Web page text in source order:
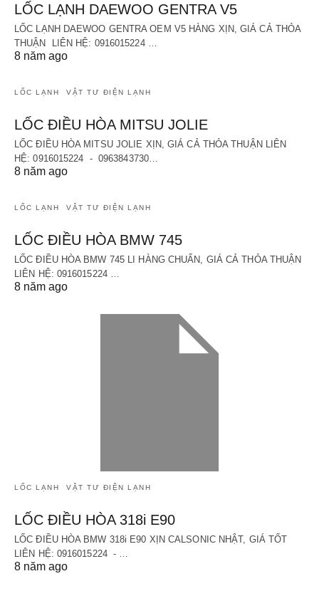
LỐC LẠNH DAEWOO GENTRA V5
LỐC LẠNH DAEWOO GENTRA OEM V5 HÀNG XỊN, GIÁ CẢ THỎA
THUẬN LIÊN HỆ: 0916015224 …
8 năm ago
LỐC LẠNH VẬT TƯ ĐIỆN LẠNH
LỐC ĐIỀU HÒA MITSU JOLIE
LỐC ĐIỀU HÒA MITSU JOLIE XỊN, GIÁ CẢ THỎA THUẬN LIÊN
HỆ: 0916015224 - 0963843730…
8 năm ago
LỐC LẠNH VẬT TƯ ĐIỆN LẠNH
LỐC ĐIỀU HÒA BMW 745
LỐC ĐIỀU HÒA BMW 745 LI HÀNG CHUẨN, GIÁ CẢ THỎA THUẬN
LIÊN HỆ: 0916015224 …
8 năm ago
LỐC LẠNH VẬT TƯ ĐIỆN LẠNH
LỐC ĐIỀU HÒA 318i E90
LỐC ĐIỀU HÒA BMW 318i E90 XỊN CALSONIC NHẬT, GIÁ TỐT
LIÊN HỆ: 0916015224 - …
8 năm ago